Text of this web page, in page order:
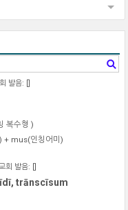
발음: []
복수형 )
+ mus(인칭어미)
회 발음: []
trānscīsum